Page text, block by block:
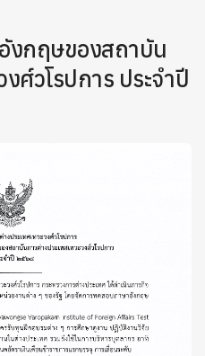
งกฤษของสถาบัน
งศ์วโรปการ ประจำปี